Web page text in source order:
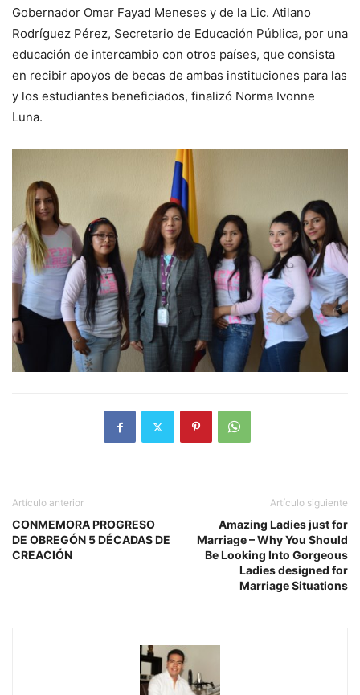
Gobernador Omar Fayad Meneses y de la Lic. Atilano
Rodríguez Pérez, Secretario de Educación Pública, por una
educación de intercambio con otros países, que consista
en recibir apoyos de becas de ambas instituciones para las
y los estudiantes beneficiados, finalizó Norma Ivonne
Luna.
Artículo anterior
CONMEMORA PROGRESO
DE OBREGÓN 5 DÉCADAS DE
CREACIÓN
Artículo siguiente
Amazing Ladies just for
Marriage – Why You Should
Be Looking Into Gorgeous
Ladies designed for
Marriage Situations